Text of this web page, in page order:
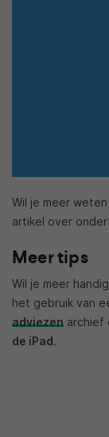
Wil je meer
artikel over
Meer tips
Wil je meer
het gebruik van
adviezen archief
de iPad.